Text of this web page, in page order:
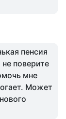
пенсия
поверите
мне
Может